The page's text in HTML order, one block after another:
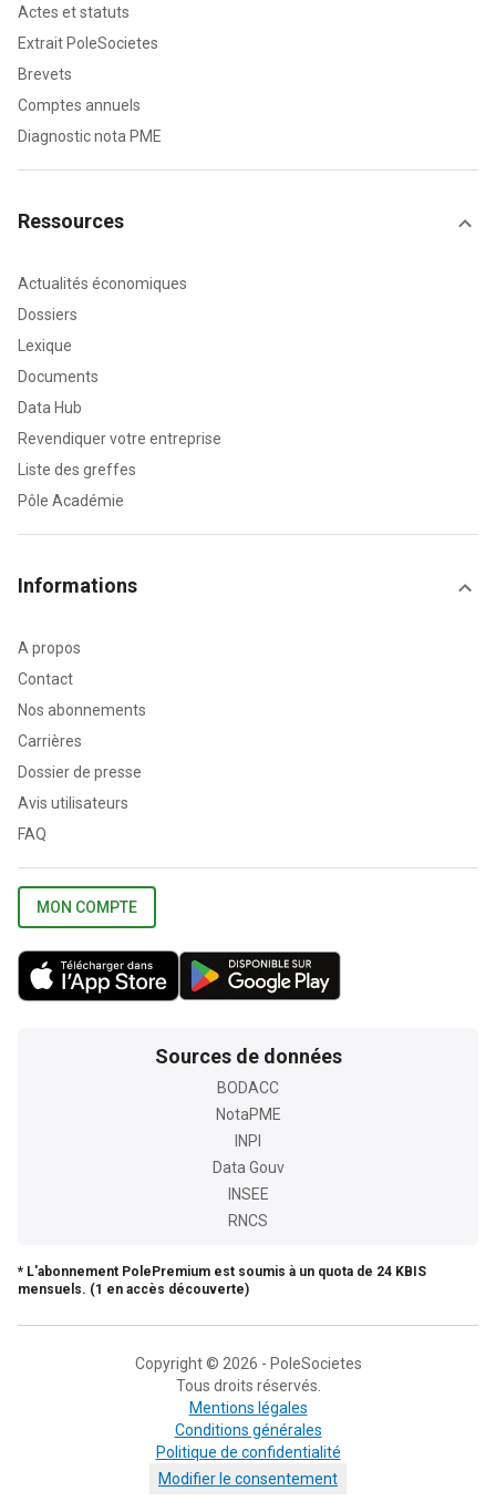
Actes et statuts
Extrait PoleSocietes
Brevets
Comptes annuels
Diagnostic nota PME
Ressources
Actualités économiques
Dossiers
Lexique
Documents
Data Hub
Revendiquer votre entreprise
Liste des greffes
Pôle Académie
Informations
A propos
Contact
Nos abonnements
Carrières
Dossier de presse
Avis utilisateurs
FAQ
MON COMPTE
Sources de données
BODACC
NotaPME
INPI
Data Gouv
INSEE
RNCS
* L'abonnement PolePremium est soumis à un quota de 24 KBIS
mensuels. (1 en accès découverte)
Copyright © 2026 - PoleSocietes
Tous droits réservés.
Mentions légales
Conditions générales
Politique de confidentialité
Modifier le consentement